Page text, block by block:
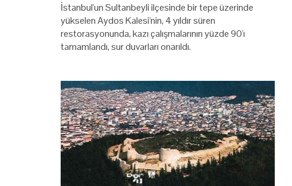
İstanbul'un Sultanbeyli ilçesinde bir tepe üzerinde
yükselen Aydos Kalesi'nin, 4 yıldır süren
restorasyonunda, kazı çalışmalarının yüzde 90'ı
tamamlandı, sur duvarları onarıldı.